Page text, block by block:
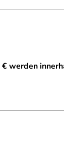
werden